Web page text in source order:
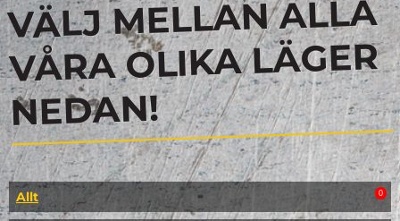
VÄLJ MELLAN ALLA
VÅRA OLIKA LÄGER
NEDAN!
Allt 0